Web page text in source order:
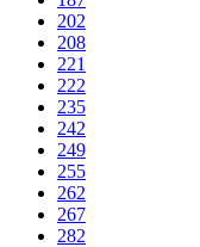
202
208
221
222
235
242
249
255
262
267
282